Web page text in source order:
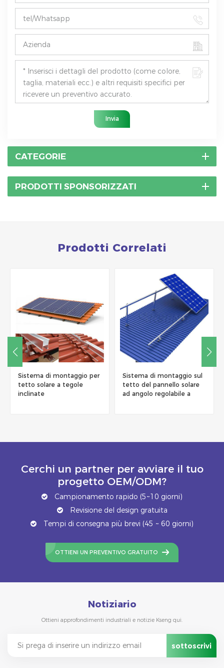
Invia
CATEGORIE
PRODOTTI SPONSORIZZATI
Prodotti Correlati
Sistema di montaggio per
tetto solare a tegole
inclinate
Sistema di montaggio sul
tetto del pannello solare
ad angolo regolabile a
Cerchi un partner per avviare il tuo
progetto OEM/ODM?
Campionamento rapido (5~10 giorni)
Revisione del design gratuita
Tempi di consegna più brevi (45 ~ 60 giorni)
OTTIENI UN PREVENTIVO GRATUITO
Notiziario
Ottieni approfondimenti industriali e notizie Kseng qui.